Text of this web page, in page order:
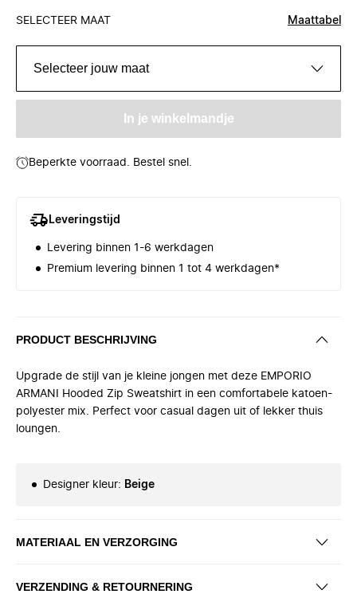
SELECTEER MAAT Maattabel
Selecteer jouw maat
In je winkelmandje
Beperkte voorraad. Bestel snel.
Leveringstijd
Levering binnen 1-6 werkdagen
Premium levering binnen 1 tot 4 werkdagen*
PRODUCT BESCHRIJVING
Upgrade de stijl van je kleine jongen met deze EMPORIO
ARMANI Hooded Zip Sweatshirt in een comfortabele katoen-
polyester mix. Perfect voor casual dagen uit of lekker thuis
loungen.
Designer kleur: Beige
MATERIAAL EN VERZORGING
VERZENDING & RETOURNERING